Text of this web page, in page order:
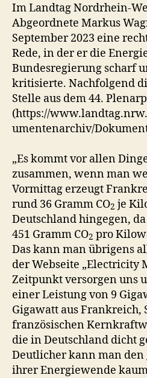
Im Landtag Nordrhein-
Abgeordnete Markus
September 2023 eine
Rede, in der er die
Bundesregierung scharf
kritisierte. Nachfolgend
Stelle aus dem 44.
(https://
umentenarchiv/
„Es kommt vor allen
zusammen, wenn man
Vormittag erzeugt
rund 36 Gramm CO2 je
Deutschland hingegen,
451 Gramm CO2 pro
Das kann man übrigens
der Webseite „Electricity
Zeitpunkt versorgen uns
einer Leistung von 9
Gigawatt aus Frankreich,
französischen
die in Deutschland dicht
Deutlicher kann man
ihrer Energiewende